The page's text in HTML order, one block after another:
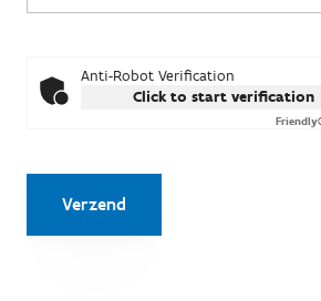
Anti-Robot Verification
Click to start verification
Friendly
Verzend